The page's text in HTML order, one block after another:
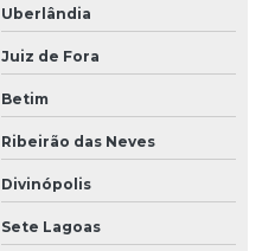
Uberlândia
Juiz de Fora
Betim
Ribeirão das Neves
Divinópolis
Sete Lagoas